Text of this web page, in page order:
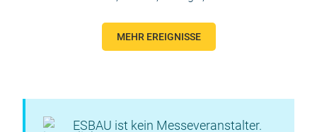
MEHR EREIGNISSE
ESBAU ist kein Messeveranstalter.